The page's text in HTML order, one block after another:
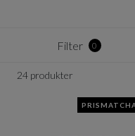
Filter 0
24 produkter